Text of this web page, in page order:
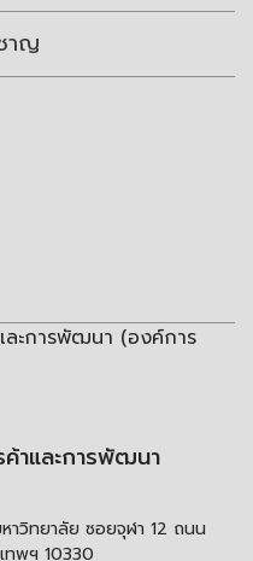
าญ
ละการพัฒนา (องค์การ
ค้าและการพัฒนา
วิทยาลัย ซอยจุฬา 12 ถนน
ทพฯ 10330